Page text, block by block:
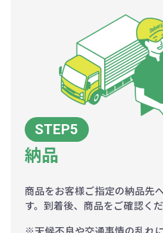
納品
商品をお客様ご指定の納品先
す。到着後、商品をご確認くだ